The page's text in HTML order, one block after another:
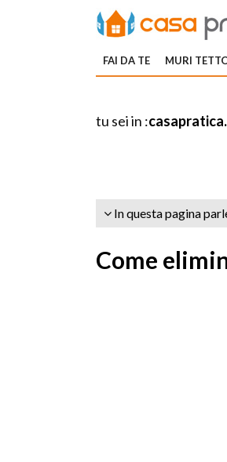
FAI DA TE MURI
tu sei in :
In questa pagina
Come